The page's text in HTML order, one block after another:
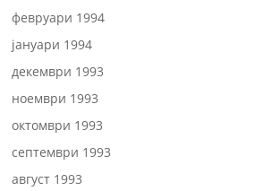
февруари 1994
јануари 1994
декември 1993
ноември 1993
октомври 1993
септември 1993
август 1993